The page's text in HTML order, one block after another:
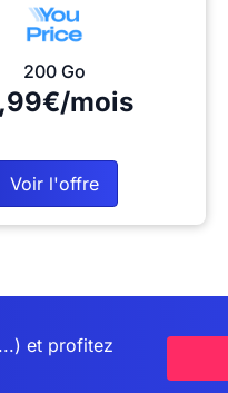
200 Go
mois
Voir l'offre
et profitez